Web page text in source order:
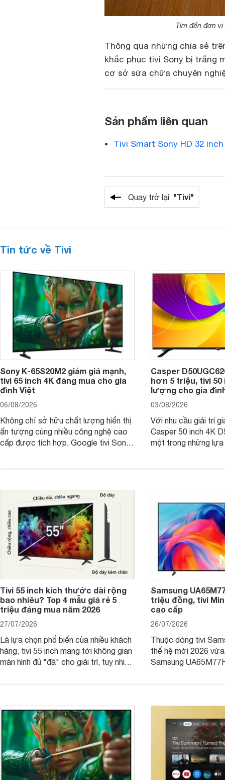
Tìm đến đơn
Thông qua những chia sẻ
khắc phục tivi Sony bị trắng
cơ sở sửa chữa chuyên
Sản phẩm liên quan
Tivi Smart Sony HD 32 inch
Quay trở lại "Tivi"
Tin tức về Tivi
Sony K-65S20M2 giảm giá mạnh,
tivi 65 inch 4K đáng mua cho gia
đình Việt
06/08/2026
Không chỉ sở hữu chất lượng hiển thị
ấn tượng cùng nhiều công nghệ cao
cấp được tích hợp, Google tivi Sony
Casper
hơn 5 triệu, tivi 50
lượng cho gia
03/08/2026
Với nhu cầu giải trí
Casper 50 inch 4K
một trong những lựa
Tivi 55 inch kích thước dài rộng
bao nhiêu? Top 4 mẫu giá rẻ 5
triệu đáng mua năm 2026
27/07/2026
Là lựa chọn phổ biến của nhiều khách
hàng, tivi 55 inch mang tới không gian
màn hình đủ "đã" cho giải trí, tuy nhiên
dùng cho phòng bao nhiêu m2?
Samsung
triệu đồng, tivi
cao cấp
26/07/2026
Thuộc dòng tivi
thế hệ mới 2026
Samsung